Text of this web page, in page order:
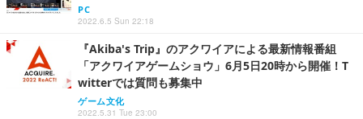
PC
2022.6.5 Sun 22:18
『Akiba's Trip』のアクワイアによる最新情報番組
「アクワイアゲームショウ」6月5日20時から開催！T
witterでは質問も募集中
ゲーム文化
2022.5.31 Tue 23:00